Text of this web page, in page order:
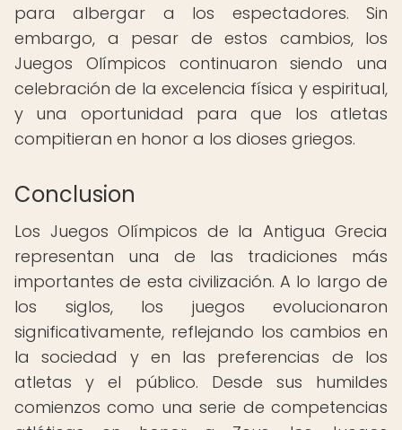
para albergar a los espectadores. Sin
embargo, a pesar de estos cambios, los
Juegos Olímpicos continuaron siendo una
celebración de la excelencia física y espiritual,
y una oportunidad para que los atletas
compitieran en honor a los dioses griegos.
Conclusion
Los Juegos Olímpicos de la Antigua Grecia
representan una de las tradiciones más
importantes de esta civilización. A lo largo de
los siglos, los juegos evolucionaron
significativamente, reflejando los cambios en
la sociedad y en las preferencias de los
atletas y el público. Desde sus humildes
comienzos como una serie de competencias